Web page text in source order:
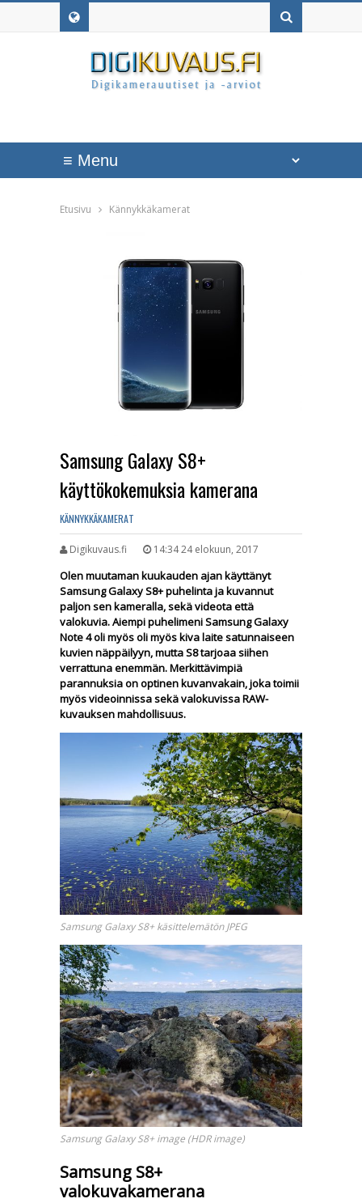
Etusivu Kännykkäkamerat
Samsung Galaxy S8+
käyttökokemuksia kamerana
KÄNNYKKÄKAMERAT
Digikuvaus.fi 14:34 24 elokuun, 2017
Olen muutaman kuukauden ajan käyttänyt
Samsung Galaxy S8+ puhelinta ja kuvannut
paljon sen kameralla, sekä videota että
valokuvia. Aiempi puhelimeni Samsung Galaxy
Note 4 oli myös oli myös kiva laite satunnaiseen
kuvien näppäilyyn, mutta S8 tarjoaa siihen
verrattuna enemmän. Merkittävimpiä
parannuksia on optinen kuvanvakain, joka toimii
myös videoinnissa sekä valokuvissa RAW-
kuvauksen mahdollisuus.
Samsung Galaxy S8+ käsittelemätön JPEG
Samsung Galaxy S8+ image (HDR image)
Samsung S8+
valokuvakamerana